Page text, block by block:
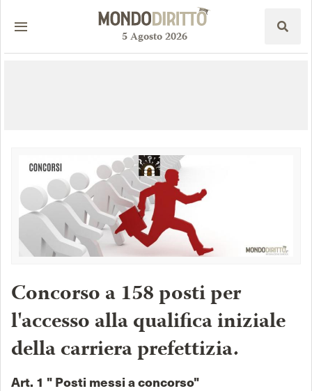
5Agosto2026
Concorso a 158 posti per
l'accesso alla qualifica iniziale
della carriera prefettizia.
Art. 1 " Posti messi a concorso"